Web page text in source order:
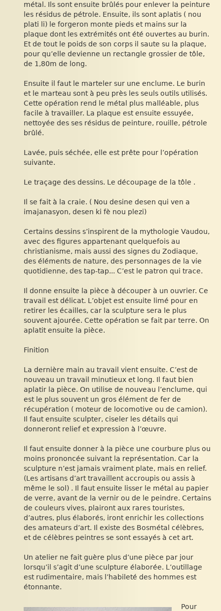
métal. Ils sont ensuite brûlés pour enlever la peinture
les résidus de pétrole. Ensuite, ils sont aplatis ( nou
plati li) le forgeron monte pieds et mains sur la
plaque dont les extrémités ont été ouvertes au burin.
Et de tout le poids de son corps il saute su la plaque,
pour qu’elle devienne un rectangle grossier de tôle,
de 1,80m de long.
Ensuite il faut le marteler sur une enclume. Le burin
et le marteau sont à peu près les seuls outils utilisés.
Cette opération rend le métal plus malléable, plus
facile à travailler. La plaque est ensuite essuyée,
nettoyée des ses résidus de peinture, rouille, pétrole
brûlé.
Lavée, puis séchée, elle est prête pour l’opération
suivante.
Le traçage des dessins. Le découpage de la tôle .
Il se fait à la craie. ( Nou desine desen qui ven a
imajanasyon, desen ki fè nou plezi)
Certains dessins s’inspirent de la mythologie Vaudou,
avec des figures appartenant quelquefois au
christianisme, mais aussi des signes du Zodiaque,
des éléments de nature, des personnages de la vie
quotidienne, des tap-tap... C’est le patron qui trace.
Il donne ensuite la pièce à découper à un ouvrier. Ce
travail est délicat. L’objet est ensuite limé pour en
retirer les écailles, car la sculpture sera le plus
souvent ajourée. Cette opération se fait par terre. On
aplatit ensuite la pièce.
Finition
La dernière main au travail vient ensuite. C’est de
nouveau un travail minutieux et long. Il faut bien
aplatir la pièce. On utilise de nouveau l’enclume, qui
est le plus souvent un gros élément de fer de
récupération ( moteur de locomotive ou de camion).
Il faut ensuite sculpter, ciseler les détails qui
donneront relief et expression à l’œuvre.
Il faut ensuite donner à la pièce une courbure plus ou
moins prononcée suivant la représentation. Car la
sculpture n’est jamais vraiment plate, mais en relief.
(Les artisans d’art travaillent accroupis ou assis à
même le sol) . Il faut ensuite lisser le métal au papier
de verre, avant de la vernir ou de le peindre. Certains
de couleurs vives, plairont aux rares touristes,
d’autres, plus élaborés, iront enrichir les collections
des amateurs d’art. Il existe des Bosmétal célèbres,
et de célèbres peintres se sont essayés à cet art.
Un atelier ne fait guère plus d’une pièce par jour
lorsqu’il s’agit d’une sculpture élaborée. L’outillage
est rudimentaire, mais l’habileté des hommes est
étonnante.
Pour